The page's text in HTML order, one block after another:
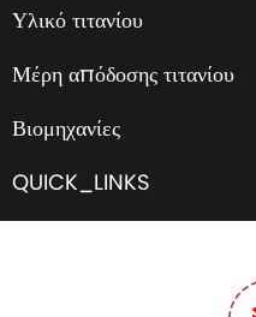
Υλικό τιτανίου
Μέρη απόδοσης τιτανίου
Βιομηχανίες
QUICK_LINKS